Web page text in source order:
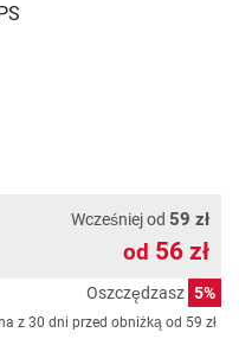
Wcześniej od 59 zł
od 56 zł
Oszczędzasz 5%
z 30 dni przed obniżką od 59 zł